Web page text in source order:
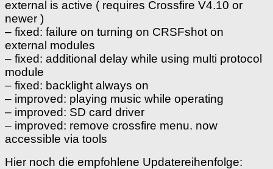
external is active ( requires Crossfire V4.10 or
newer )
– fixed: failure on turning on CRSFshot on
external modules
– fixed: additional delay while using multi protocol
module
– fixed: backlight always on
– improved: playing music while operating
– improved: SD card driver
– improved: remove crossfire menu. now
accessible via tools
Hier noch die empfohlene Updatereihenfolge: